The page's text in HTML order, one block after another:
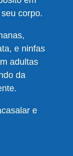
corpo.
e ninfas
adultas
da
e